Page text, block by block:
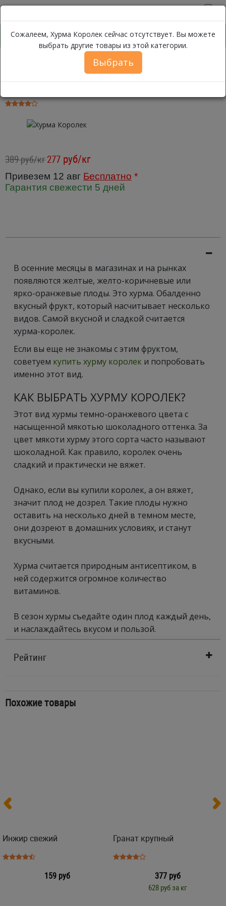
0
Инжир, Хурма, Гранат
Сожалеем, Хурма Королек сейчас отсутствует. Вы можете
выбрать другие товары из этой категории.
Выбрать
Хурма Королек ~ 500г
389руб/кг277 руб/кг
Привезем 12 авг Бесплатно *
Гарантия свежести 5 дней
В осенние месяцы в магазинах и на рынках
появляются желтые, желто-коричневые или
ярко-оранжевые плоды. Это хурма. Обалденно
вкусный фрукт, который насчитывает несколько
видов. Самой вкусной и сладкой считается
хурма-королек.
Если вы еще не знакомы с этим фруктом,
советуем купить хурму королек и попробовать
именно этот вид.
КАК ВЫБРАТЬ ХУРМУ КОРОЛЕК?
Этот вид хурмы темно-оранжевого цвета с
насыщенной мякотью шоколадного оттенка. За
цвет мякоти хурму этого сорта часто называют
шоколадной. Как правило, королек очень
сладкий и практически не вяжет.
Однако, если вы купили королек, а он вяжет,
значит плод не дозрел. Такие плоды нужно
оставить на несколько дней в темном месте,
они дозреют в домашних условиях, и станут
вкусными.
Хурма считается природным антисептиком, в
ней содержится огромное количество
витаминов.
В сезон хурмы съедайте один плод каждый день,
и наслаждайтесь вкусом и пользой.
Рейтинг
Похожие товары
Инжир свежий
159 руб
Гранат крупный
377 руб
628 руб за кг